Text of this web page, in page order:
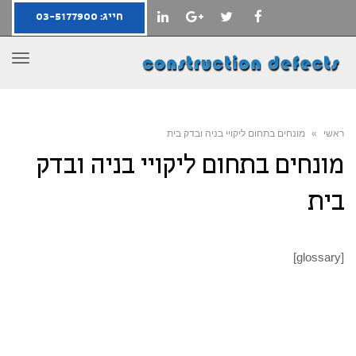
LINKEDIN
חייג: 03-5177900
ראשי » מונחים בתחום ליקויי בניה ובדק בית
מונחים בתחום ליקויי בניה ובדק
בית
[glossary]